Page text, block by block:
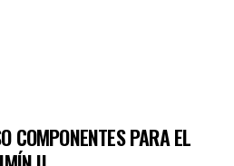
COMPONENTES PARA EL